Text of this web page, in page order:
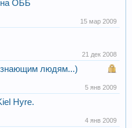
на ОББ
15 мар 2009
21 дек 2008
людям...)
5 янв 2009
Hyre.
4 янв 2009